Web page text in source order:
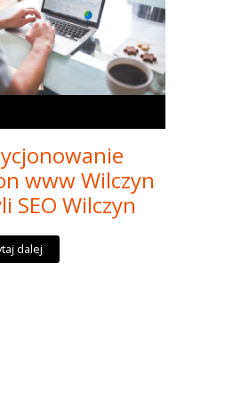
www Wilczyn
SEO Wilczyn
dalej